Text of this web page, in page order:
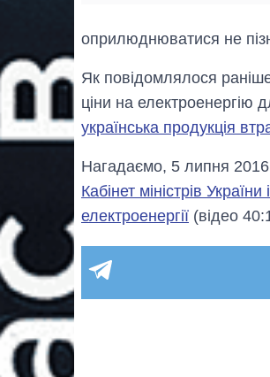
оприлюднюватися не
Як повідомлялося
ціни на електроенергію
українська продукція
Нагадаємо, 5 липня 2016
Кабінет міністрів
електроенергії (відео